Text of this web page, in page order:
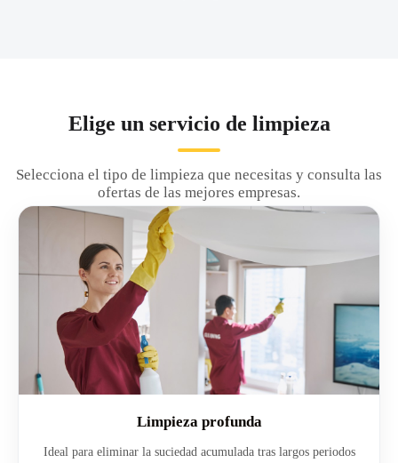
Elige un servicio de limpieza
Selecciona el tipo de limpieza que necesitas y consulta las
ofertas de las mejores empresas.
Limpieza profunda
Ideal para eliminar la suciedad acumulada tras largos periodos